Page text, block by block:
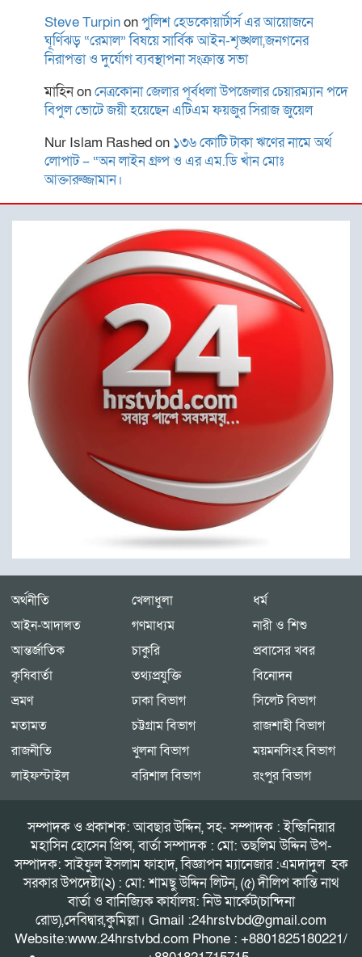
বাগমারা থানা পরিদর্শন করলেন
রাজশাহী রেঞ্জের নবাগত
ডিআইজি আশিক সাঈদ
ময়মনসিংহে কিশোরীকে ধর্ষণ ও
ভিডিও ধারণ করে
ব্ল্যাকমেইল,গ্রেপ্তার-১
Steve Turpinonপুলিশ হেডকোয়ার্টার্স এর আয়োজনে
ঘূর্ণিঝড় “রেমাল” বিষয়ে সার্বিক আইন-শৃঙ্খলা,জনগনের
নিরাপত্তা ও দুর্যোগ ব্যবস্থাপনা সংক্রান্ত সভা
মাহিনonনেত্রকোনা জেলার পূর্বধলা উপজেলার চেয়ারম্যান পদে
বিপুল ভোটে জয়ী হয়েছেন এটিএম ফয়জুর সিরাজ জুয়েল
Nur Islam Rashedon ১৩৬ কোটি টাকা ঋণের নামে অর্থ
লোপাট – “অন লাইন গ্রুপ ও এর এম.ডি খাঁন মোঃ
আক্তারুজ্জামান।
অর্থনীতি
আইন-আদালত
আন্তর্জাতিক
কৃষিবার্তা
খেলাধুলা
গণমাধ্যম
চাকুরি
তথ্যপ্রযুক্তি
ধর্ম
নারী ও শিশু
প্রবাসের খবর
বিনোদন
ভ্রমণ
মতামত
রাজনীতি
লাইফস্টাইল
ঢাকা বিভাগ
চট্টগ্রাম বিভাগ
খুলনা বিভাগ
বরিশাল বিভাগ
সিলেট বিভাগ
রাজশাহী বিভাগ
ময়মনসিংহ বিভাগ
রংপুর বিভাগ
সম্পাদক ও প্রকাশক: আবছার উদ্দিন, সহ- সম্পাদক : ইন্জিনিয়ার
মহাসিন হোসেন প্রিন্স, বার্তা সম্পাদক : মো: তছলিম উদ্দিন উপ-
সম্পাদক: সাইফুল ইসলাম ফাহাদ, বিজ্ঞাপন ম্যানেজার :এমদাদুল হক
সরকার উপদেষ্টা(২) : মো: শামছু উদ্দিন লিটন, (৫) দীলিপ কান্তি নাথ
বার্তা ও বানিজ্যিক কার্যালয়: নিউ মার্কেট(চান্দিনা
রোড),দেবিদ্বার,কুমিল্লা। Gmail :24hrstvbd@gmail.com
Website:www.24hrstvbd.com Phone : +8801825180221/